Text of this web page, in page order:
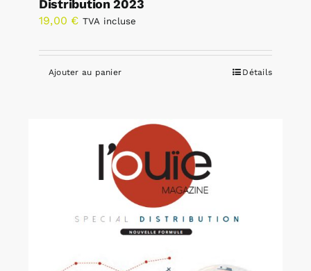
Distribution 2023
19,00 € TVA incluse
Ajouter au panier Détails